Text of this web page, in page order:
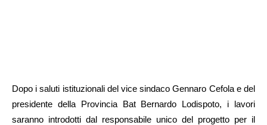
Dopo i saluti istituzionali del vice sindaco Gennaro Cefola e del
presidente della Provincia Bat Bernardo Lodispoto, i lavori
saranno introdotti dal responsabile unico del progetto per il